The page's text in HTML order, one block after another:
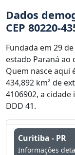
Dados
CEP 80220-
Fundada em 29
estado Paraná ao
Quem nasce aqui
434,892 km² de
4106902, a
DDD 41.
Curitiba - PR
Informações